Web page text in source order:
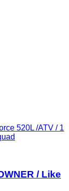
520L /ATV / 1
/ Like